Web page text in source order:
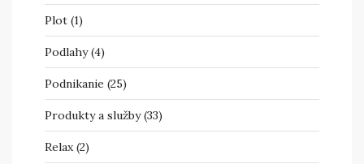
Plot (1)
Podlahy(4)
Podnikanie (25)
Produkty a služby(33)
Relax(2)